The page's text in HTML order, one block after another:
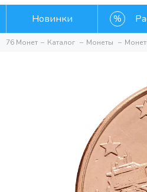
Новинки
76 Монет Каталог Монеты